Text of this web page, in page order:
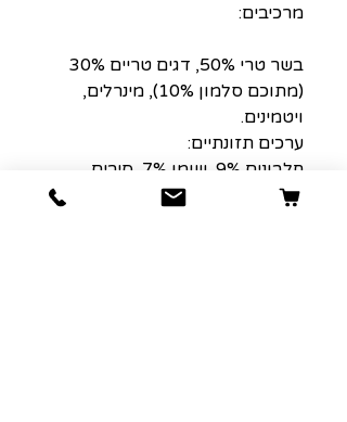
מרכיבים:
בשר טרי 50%, דגים טריים 30%
(מתוכם סלמון 10%), מינרלים,
ויטמינים.
ערכים תזונתיים:
חלבונים 9%, שומן 7%, סיבים
0,5%, אפר 1.2%, לחות 82%.